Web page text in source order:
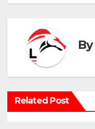
By
Related Post